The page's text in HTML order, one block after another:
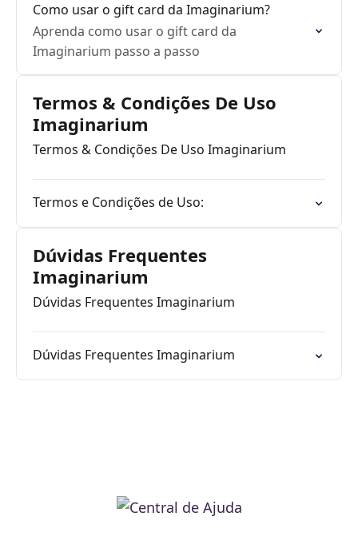
Como usar o gift card da Imaginarium?
Aprenda como usar o gift card da
Imaginarium passo a passo
Termos & Condições De Uso
Imaginarium
Termos & Condições De Uso Imaginarium
Termos e Condições de Uso:
Dúvidas Frequentes
Imaginarium
Dúvidas Frequentes Imaginarium
Dúvidas Frequentes Imaginarium